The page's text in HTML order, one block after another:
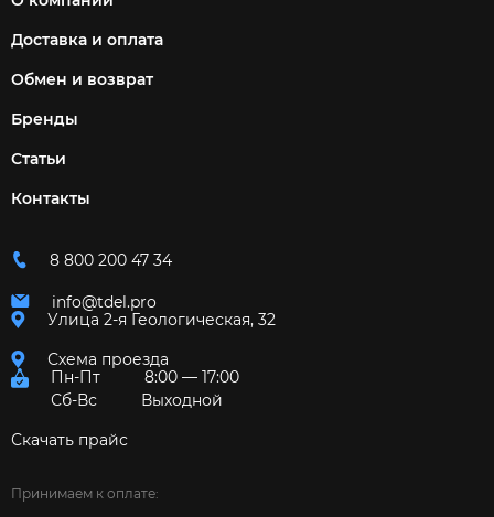
Доставка и оплата
Обмен и возврат
Бренды
Статьи
Контакты
8 800 200 47 34
info@tdel.pro
Улица 2-я Геологическая, 32
Схема проезда
Пн-Пт
8:00 — 17:00
Сб-Вс
Выходной
Скачать прайс
Принимаем к оплате: